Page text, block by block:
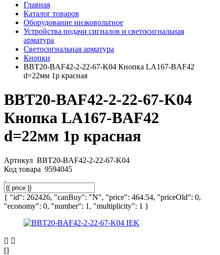
Главная
Каталог товаров
Оборудование низковольтное
Устройства подачи сигналов и светосигнальная
арматура
Светосигнальная арматура
Кнопки
BBT20-BAF42-2-22-67-K04 Кнопка LA167-BAF42
d=22мм 1р красная
BBT20-BAF42-2-22-67-K04
Кнопка LA167-BAF42
d=22мм 1р красная
Артикул BBT20-BAF42-2-22-67-K04
Код товара 9594045
{ "id": 262426, "canBuy": "N", "price": 464.54, "priceOld": 0,
"economy": 0, "number": 1, "multiplicity": 1 }
[]